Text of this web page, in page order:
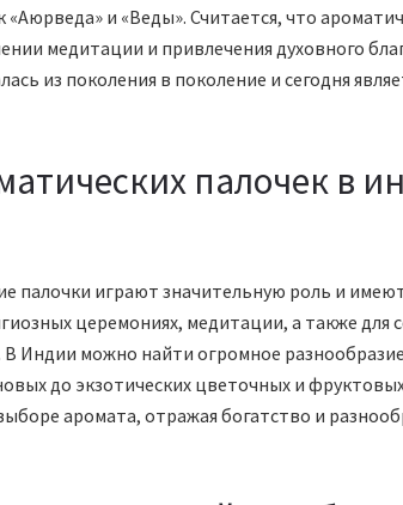
«Аюрведа» и «Веды». Считается, что
медитации и привлечения духовного
из поколения в поколение и сегодня
палочек в
палочки играют значительную роль и
церемониях, медитации, а также для
В Индии можно найти огромное
до экзотических цветочных и
аромата, отражая богатство и